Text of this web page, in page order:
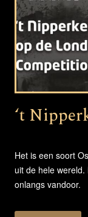
‘t
Het is een soort
uit de hele wereld.
onlangs vandoor.